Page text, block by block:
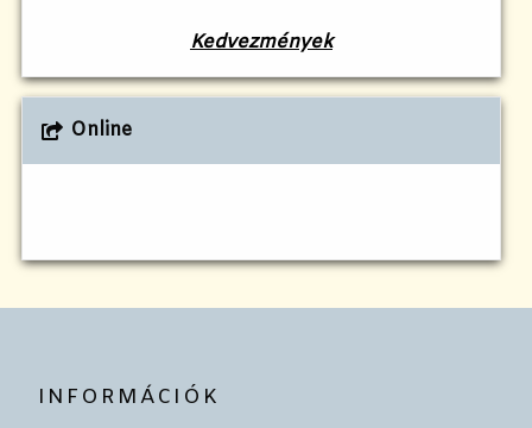
Kedvezmények
Online
INFORMÁCIÓK